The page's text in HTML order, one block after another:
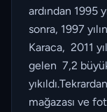
ardından 1995
sonra, 1997
Karaca, 2011
gelen 7,2
mağazası ve